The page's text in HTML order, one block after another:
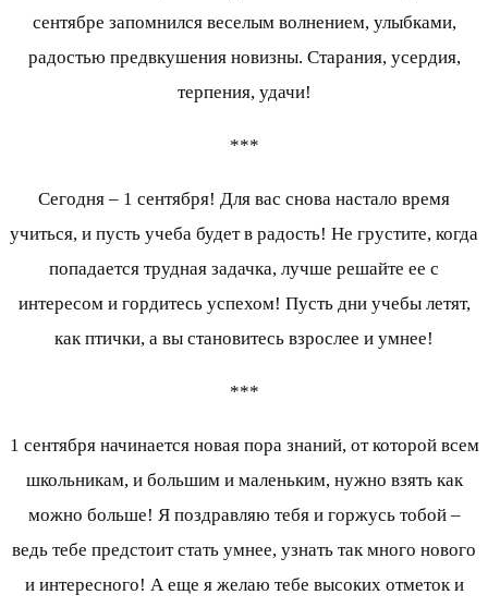
сентябре запомнился веселым волнением, улыбками,
радостью предвкушения новизны. Старания, усердия,
терпения, удачи!
***
Сегодня – 1 сентября! Для вас снова настало время
учиться, и пусть учеба будет в радость! Не грустите, когда
попадается трудная задачка, лучше решайте ее с
интересом и гордитесь успехом! Пусть дни учебы летят,
как птички, а вы становитесь взрослее и умнее!
***
1 сентября начинается новая пора знаний, от которой всем
школьникам, и большим и маленьким, нужно взять как
можно больше! Я поздравляю тебя и горжусь тобой –
ведь тебе предстоит стать умнее, узнать так много нового
и интересного! А еще я желаю тебе высоких отметок и